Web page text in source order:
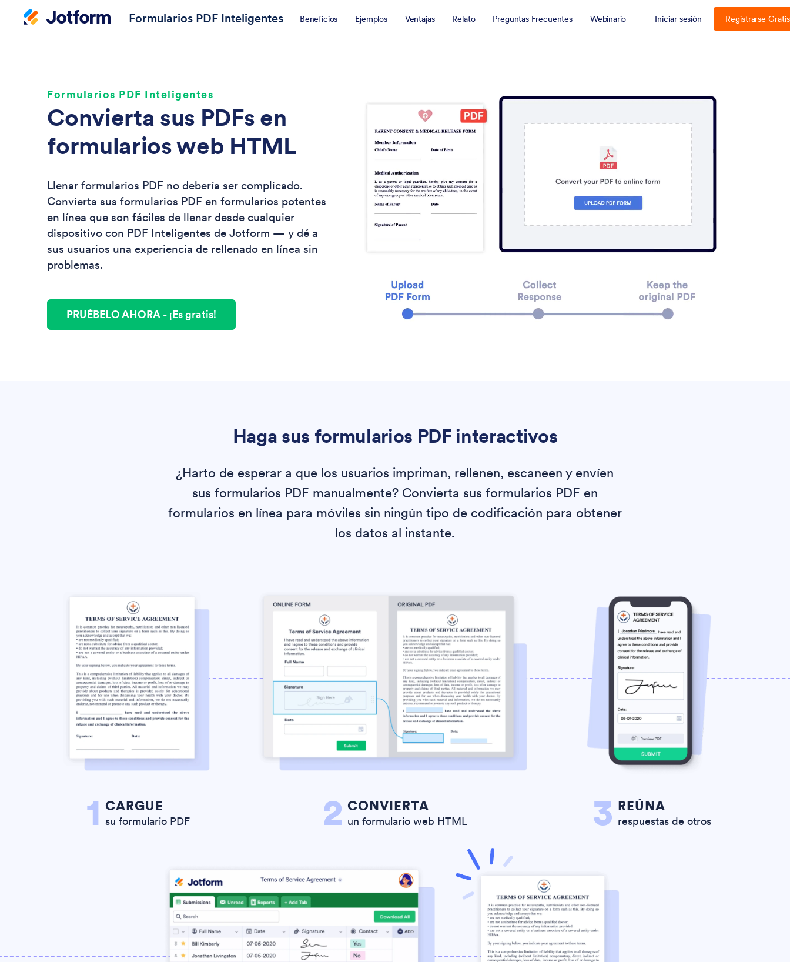
Formularios PDF Inteligentes Beneficios Ejemplos Ventajas Relato Preguntas Frecuentes Webinario Iniciar sesión Registrarse Gratis
Formularios PDF Inteligentes
Convierta sus PDFs en
formularios web HTML
Llenar formularios PDF no debería ser complicado.
Convierta sus formularios PDF en formularios potentes
en línea que son fáciles de llenar desde cualquier
dispositivo con PDF Inteligentes de Jotform — y dé a
sus usuarios una experiencia de rellenado en línea sin
problemas.
PRUÉBELO AHORA - ¡Es gratis!
Haga sus formularios PDF interactivos
¿Harto de esperar a que los usuarios impriman, rellenen, escaneen y envíen
sus formularios PDF manualmente? Convierta sus formularios PDF en
formularios en línea para móviles sin ningún tipo de codificación para obtener
los datos al instante.
1 CARGUE
su formulario PDF 2 CONVIERTA
un formulario web HTML 3 REÚNA
respuestas de otros